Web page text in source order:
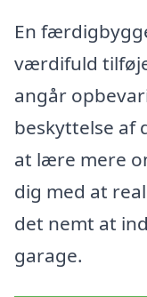
En
værdifuld
angår
beskyttelse af
at lære mere
dig med at
det nemt at
garage.